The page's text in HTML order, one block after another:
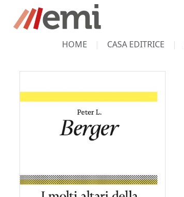
HOME CASA EDITRICE